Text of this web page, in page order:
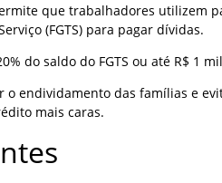
que trabalhadores utilizem
(FGTS) para pagar dívidas.
do saldo do FGTS ou até R$ 1
o endividamento das famílias e
mais caras.